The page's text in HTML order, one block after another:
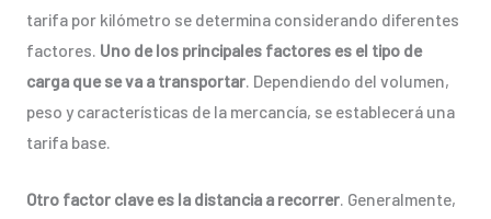
tarifa por kilómetro se determina considerando diferentes
factores. Uno de los principales factores es el tipo de
carga que se va a transportar. Dependiendo del volumen,
peso y características de la mercancía, se establecerá una
tarifa base.
Otro factor clave es la distancia a recorrer. Generalmente,